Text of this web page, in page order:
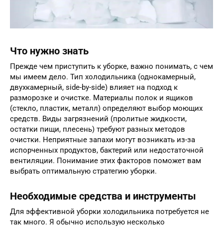
Что нужно знать
Прежде чем приступить к уборке, важно понимать, с чем
мы имеем дело. Тип холодильника (однокамерный,
двухкамерный, side-by-side) влияет на подход к
разморозке и очистке. Материалы полок и ящиков
(стекло, пластик, металл) определяют выбор моющих
средств. Виды загрязнений (пролитые жидкости,
остатки пищи, плесень) требуют разных методов
очистки. Неприятные запахи могут возникать из-за
испорченных продуктов, бактерий или недостаточной
вентиляции. Понимание этих факторов поможет вам
выбрать оптимальную стратегию уборки.
Необходимые средства и инструменты
Для эффективной уборки холодильника потребуется не
так много. Я обычно использую несколько